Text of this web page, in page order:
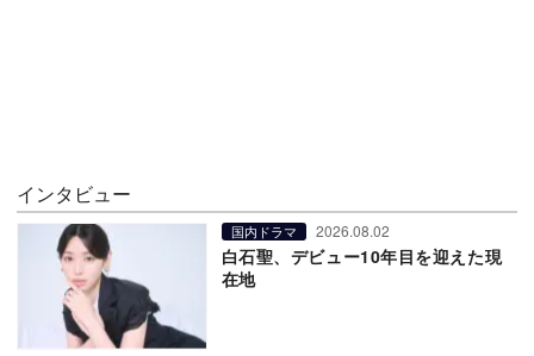
インタビュー
国内ドラマ 2026.08.02
白石聖、デビュー10年目を迎えた現
在地